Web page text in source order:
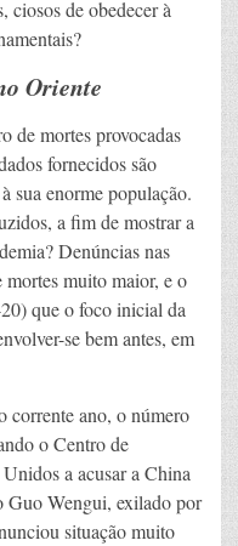
ciosos de obedecer à
Oriente
de mortes provocadas
fornecidos são
sua enorme população.
a fim de mostrar a
Denúncias nas
mortes muito maior, e o
que o foco inicial da
se bem antes, em
corrente ano, o número
o Centro de
a acusar a China
Wengui, exilado por
situação muito